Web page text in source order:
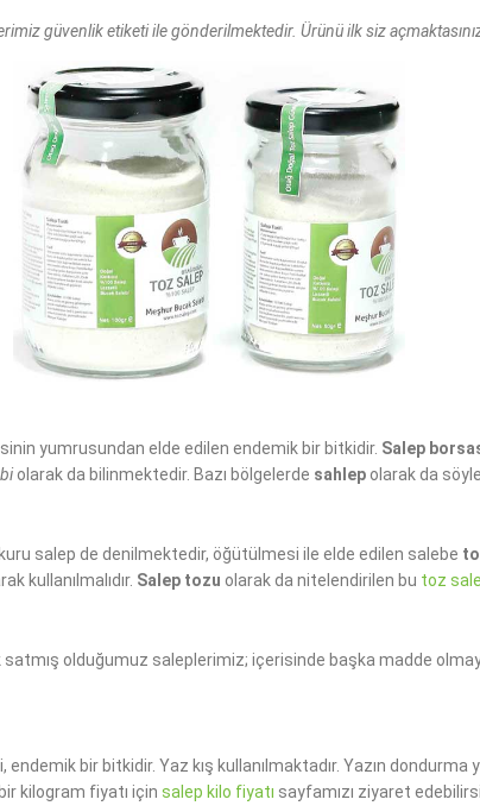
güvenlik etiketi ile gönderilmektedir. Ürünü ilk siz
yumrusundan elde edilen endemik bir bitkidir. Salep
olarak da bilinmektedir. Bazı bölgelerde sahlep olarak da
salep de denilmektedir, öğütülmesi ile elde edilen salebe
kullanılmalıdır. Salep tozu olarak da nitelendirilen bu toz
satmış olduğumuz saleplerimiz; içerisinde başka madde
endemik bir bitkidir. Yaz kış kullanılmaktadır. Yazın dondurma
kilogram fiyatı için salep kilo fiyatı sayfamızı ziyaret